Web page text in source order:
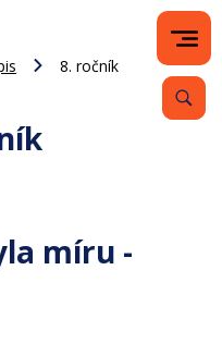
8. ročník
míru -